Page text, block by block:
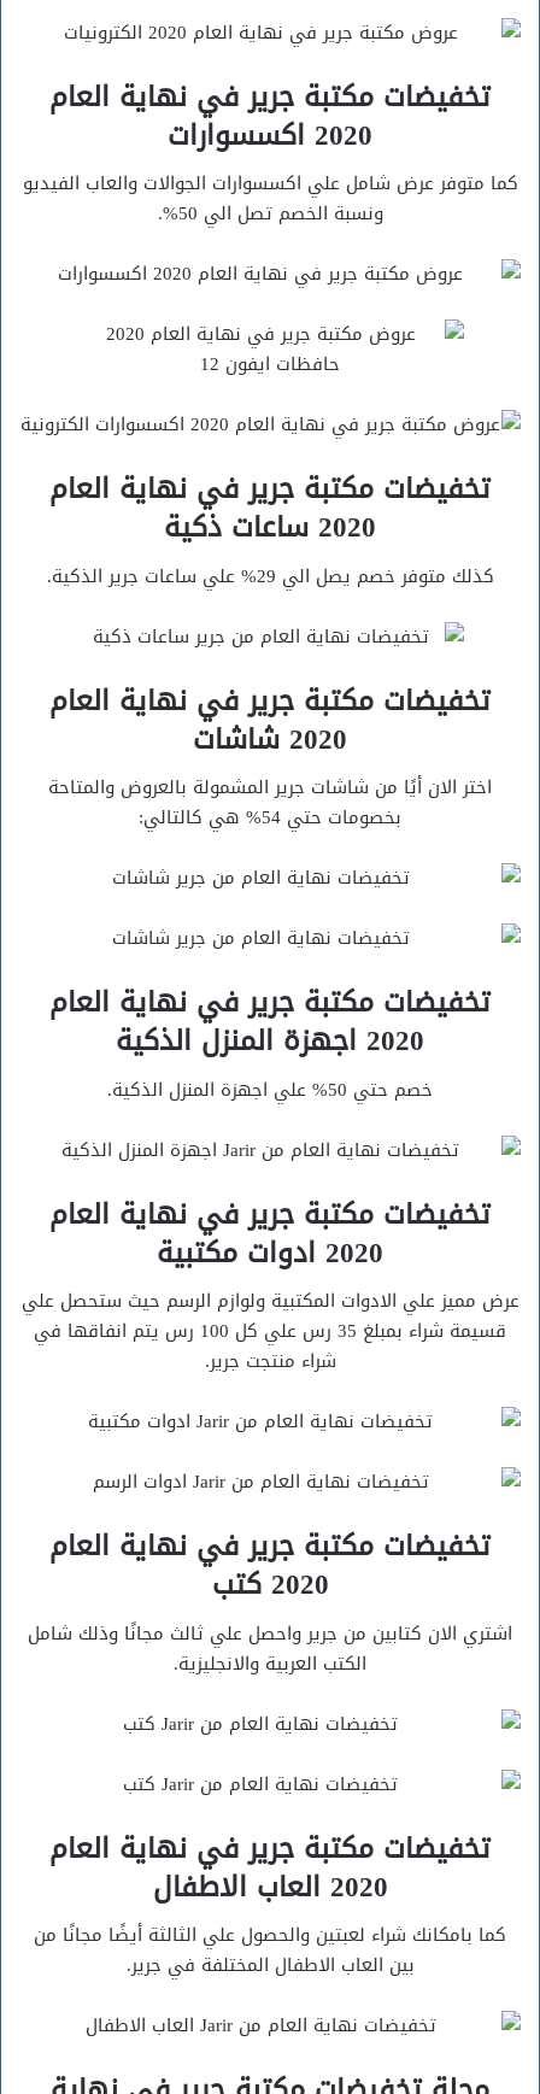
تخفيضات مكتبة جرير في نهاية العام
2020 اكسسوارات
كما متوفر عرض شامل علي اكسسوارات الجوالات والعاب الفيديو
ونسبة الخصم تصل الي 50%.
تخفيضات مكتبة جرير في نهاية العام
2020 ساعات ذكية
كذلك متوفر خصم يصل الي 29% علي ساعات جرير الذكية.
تخفيضات مكتبة جرير في نهاية العام
2020 شاشات
اختر الان أيًا من شاشات جرير المشمولة بالعروض والمتاحة
بخصومات حتي 54% هي كالتالي:
تخفيضات مكتبة جرير في نهاية العام
2020 اجهزة المنزل الذكية
خصم حتي 50% علي اجهزة المنزل الذكية.
تخفيضات مكتبة جرير في نهاية العام
2020 ادوات مكتبية
عرض مميز علي الادوات المكتبية ولوازم الرسم حيث ستحصل علي
قسيمة شراء بمبلغ 35 رس علي كل 100 رس يتم انفاقها في
شراء منتجت جرير.
تخفيضات مكتبة جرير في نهاية العام
2020 كتب
اشتري الان كتابين من جرير واحصل علي ثالث مجانًا وذلك شامل
الكتب العربية والانجليزية.
تخفيضات مكتبة جرير في نهاية العام
2020 العاب الاطفال
كما بامكانك شراء لعبتين والحصول علي الثالثة أيضًا مجانًا من
بين العاب الاطفال المختلفة في جرير.